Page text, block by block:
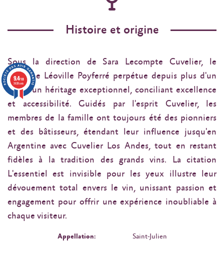
Histoire et origine
Sous la direction de Sara Lecompte Cuvelier, le
domaine Léoville Poyferré perpétue depuis plus d'un
siècle un héritage exceptionnel, conciliant excellence
et accessibilité. Guidés par l'esprit Cuvelier, les
membres de la famille ont toujours été des pionniers
et des bâtisseurs, étendant leur influence jusqu'en
Argentine avec Cuvelier Los Andes, tout en restant
fidèles à la tradition des grands vins. La citation
L'essentiel est invisible pour les yeux illustre leur
dévouement total envers le vin, unissant passion et
engagement pour offrir une expérience inoubliable à
chaque visiteur.
Appellation: Saint-Julien
9.4/10
3638 avis